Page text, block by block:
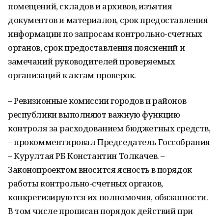
помещений, складов и архивов, изъятия
документов и материалов, срок предоставления
информации по запросам контрольно-счетных
органов, срок предоставления пояснений и
замечаний руководителей проверяемых
организаций к актам проверок.
– Ревизионные комиссии городов и районов
республики выполняют важную функцию
контроля за расходованием бюджетных средств,
– прокомментировал Председатель Госсобрания
– Курултая РБ Константин Толкачев. –
Законопроектом вносится ясность в порядок
работы контрольно-счетных органов,
конкретизируются их полномочия, обязанности.
В том числе прописан порядок действий при